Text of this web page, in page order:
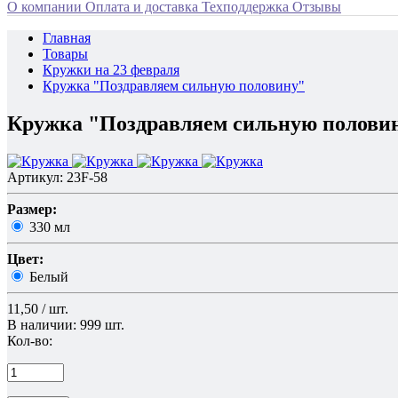
О компании Оплата и доставка Техподдержка Отзывы
Главная
Товары
Кружки на 23 февраля
Кружка "Поздравляем сильную половину"
Кружка "Поздравляем сильную
Артикул: 23F-58
Размер:
330 мл
Цвет:
Белый
11,50 / шт.
В наличии: 999 шт.
Кол-во: